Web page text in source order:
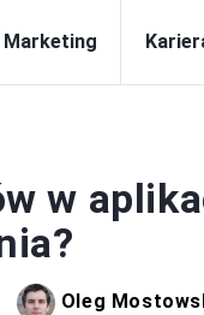
Marketing
w
Oleg